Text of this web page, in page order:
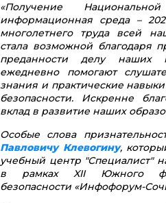
«Получение
информационная среда –
многолетнего труда всей
стала возможной благодаря
преданности делу наших
ежедневно помогают
знания и практические
безопасности. Искренне
вклад в развитие наших
Особые слова
Павловичу Клевогину,
учебный центр "Специалист"
в рамках XII Южного
безопасности «Инфофорум-